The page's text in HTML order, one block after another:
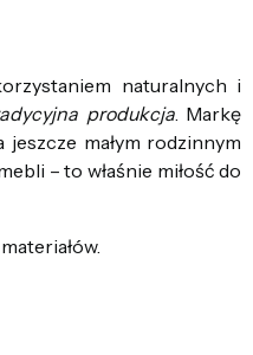
naturalnych i
produkcja. Markę
małym rodzinnym
– to właśnie miłość do